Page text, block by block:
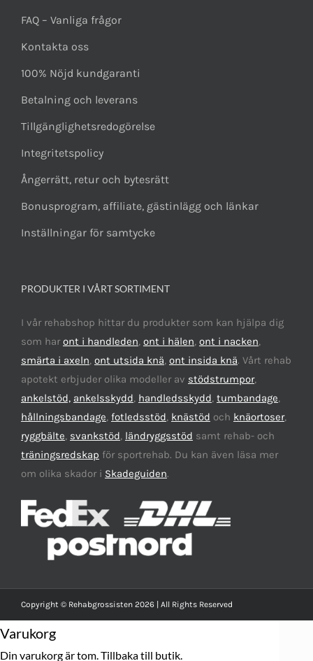
FAQ – Vanliga frågor
Kontakta oss
100% Nöjd kundgaranti
Betalning och leverans
Tillgänglighetsredogörelse
Integritetspolicy
Ångerrätt, retur och bytesrätt
Bonusprogram, affiliate, gästinlägg och länkar
Inställningar för samtycke
PRODUKTER I VÅRT SORTIMENT
I vår rehabshop hittar du produkter som kan hjälpa dig
som haront i handleden, ont i hälen, ont i nacken,
smärta i axeln, ont utsida knä, ont insida knä. Vårt rehab
apotekt erbjuder olika modeller av stödstrumpor,
ankelstöd, ankelsskydd, handledsskydd, tumbandage,
hållningsbandage, fotledsstöd, knästöd och knäortoser,
ryggbälte, svankstöd, ländryggsstöd samt rehab- och
träningsredskap för sportrehab. Du kan även läsa mer
om olika skador i Skadeguiden.
Copyright © Rehabgrossisten 2026 | All Rights Reserved
Varukorg
Din varukorg är tom. Tillbaka till butik.